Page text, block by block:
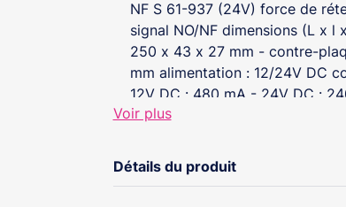
NF S 61-937 (24V) force de
signal NO/NF dimensions (L x l
250 x 43 x 27 mm - contre-
mm alimentation : 12/24V DC
12V DC : 480 mA - 24V DC :
Voir plus
Détails du produit